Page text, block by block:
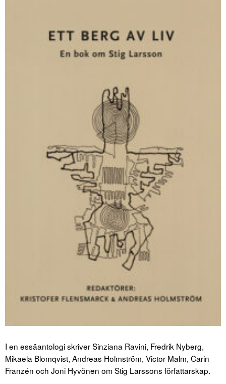
I en essäantologi skriver Sinziana Ravini, Fredrik Nyberg,
Mikaela Blomqvist, Andreas Holmström, Victor Malm, Carin
Franzén och Joni Hyvönen om Stig Larssons författarskap.